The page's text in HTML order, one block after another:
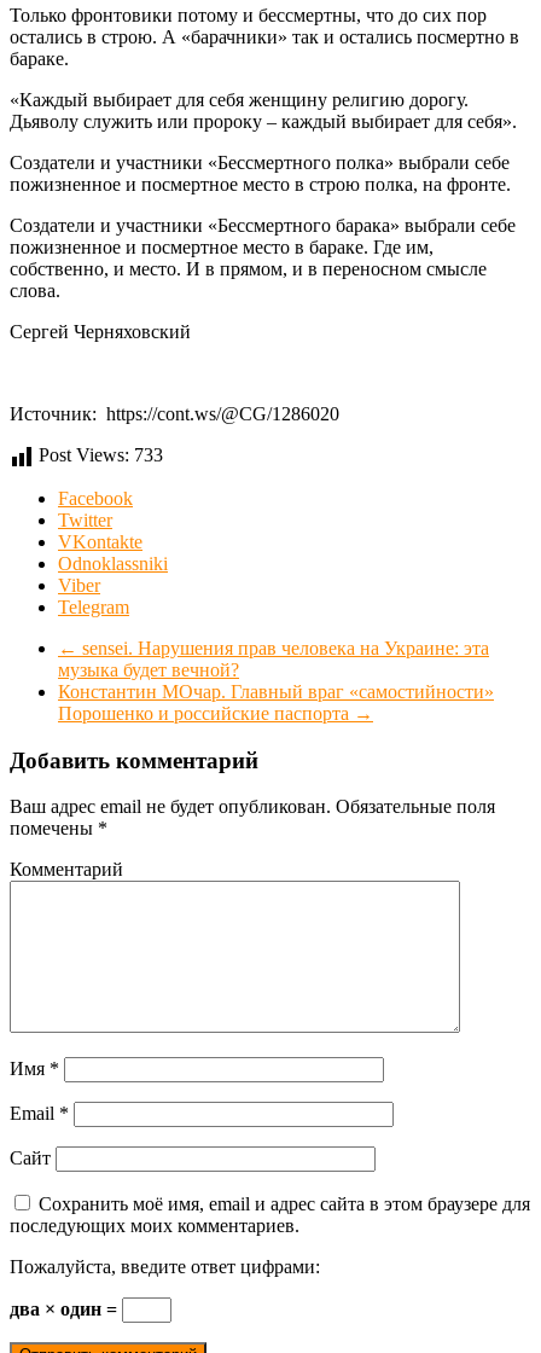
Только фронтовики потому и бессмертны, что до сих пор
остались в строю. А «барачники» так и остались посмертно в
бараке.
«Каждый выбирает для себя женщину религию дорогу.
Дьяволу служить или пророку – каждый выбирает для себя».
Создатели и участники «Бессмертного полка» выбрали себе
пожизненное и посмертное место в строю полка, на фронте.
Создатели и участники «Бессмертного барака» выбрали себе
пожизненное и посмертное место в бараке. Где им,
собственно, и место. И в прямом, и в переносном смысле
слова.
Сергей Черняховский
Источник: https://cont.ws/@CG/1286020
Post Views: 733
Facebook
Twitter
VKontakte
Odnoklassniki
Viber
Telegram
← sensei. Нарушения прав человека на Украине: эта
музыка будет вечной?
Константин МОчар. Главный враг «самостийности»
Порошенко и российские паспорта →
Добавить комментарий
Ваш адрес email не будет опубликован. Обязательные поля
помечены *
Комментарий
Имя *
Email *
Сайт
Сохранить моё имя, email и адрес сайта в этом браузере для
последующих моих комментариев.
Пожалуйста, введите ответ цифрами:
два × один =